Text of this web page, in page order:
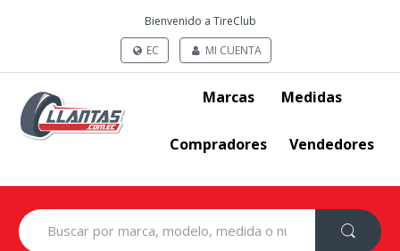
Bienvenido a TireClub
EC
MI CUENTA
Marcas Medidas
Compradores Vendedores
Search
for: